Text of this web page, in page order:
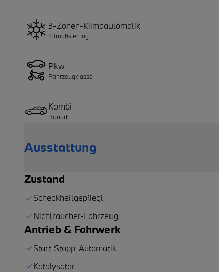
3-Zonen-Klimaautomatik
Klimatisierung
Pkw
Fahrzeugklasse
Kombi
Bauart
Ausstattung
Zustand
Scheckheftgepflegt
Nichtraucher-Fahrzeug
Antrieb & Fahrwerk
Start-Stopp-Automatik
Katalysator